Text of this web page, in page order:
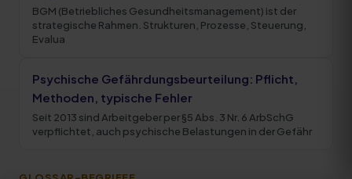
BGM (Betriebliches Gesundheitsmanagement) ist der
strategische Rahmen. Strukturen, Prozesse, Steuerung,
Evalua
Psychische Gefährdungsbeurteilung: Pflicht,
Methoden, typische Fehler
Seit 2013 sind Arbeitgeber per §5 Abs. 3 Nr. 6 ArbSchG
verpflichtet, auch psychische Belastungen in der Gefähr